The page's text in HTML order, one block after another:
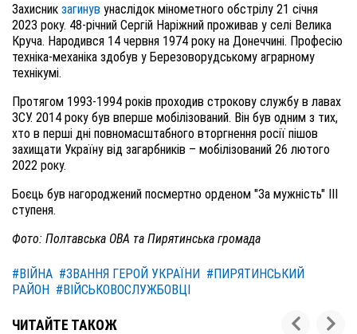
Захисник загинув унаслідок мінометного обстрілу 21 січня
2023 року. 48-річний Сергій Наріжний проживав у селі Велика
Круча. Народився 14 червня 1974 року на Донеччині. Професію
техніка-механіка здобув у Березоворудському аграрному
технікумі.
Протягом 1993-1994 років проходив строкову службу в лавах
ЗСУ. 2014 року був вперше мобілізований. Він був одним з тих,
хто в перші дні повномасштабного вторгнення росії пішов
захищати Україну від загарбників – мобілізований 26 лютого
2022 року.
Боєць був нагороджений посмертно орденом "За мужність" III
ступеня.
Фото: Полтавська ОВА та Пирятинська громада
#ВІЙНА #ЗВАННЯ ГЕРОЙ УКРАЇНИ #ПИРЯТИНСЬКИЙ
РАЙОН #ВІЙСЬКОВОСЛУЖБОВЦІ
ЧИТАЙТЕ ТАКОЖ